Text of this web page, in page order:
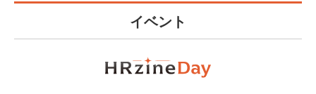
イベント